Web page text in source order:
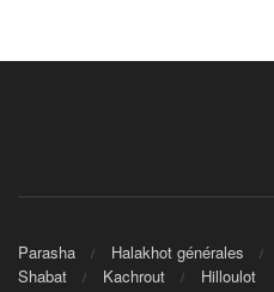
Parasha Halakhot générales
Shabat
Kachrout Hilloulot